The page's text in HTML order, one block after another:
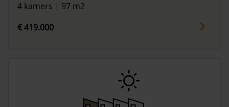
4 kamers | 97 m2
€ 419.000